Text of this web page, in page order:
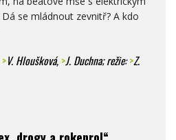
se mládnout zevnitř? A kdo
>V. Hloušková, >J. Duchna; režie:>Z.